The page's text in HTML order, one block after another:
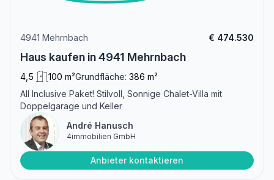
4941 Mehrnbach € 474.530
Haus kaufen in 4941 Mehrnbach
4,5 100 m²Grundfläche: 386 m²
All Inclusive Paket! Stilvoll, Sonnige Chalet-Villa mit
Doppelgarage und Keller
André Hanusch
4immobilien GmbH
Anbieter kontaktieren